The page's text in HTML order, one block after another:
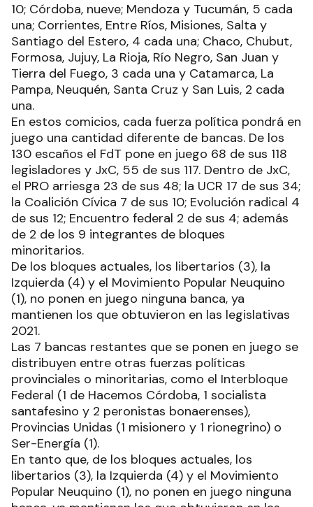
10; Córdoba, nueve; Mendoza y Tucumán, 5 cada
una; Corrientes, Entre Ríos, Misiones, Salta y
Santiago del Estero, 4 cada una; Chaco, Chubut,
Formosa, Jujuy, La Rioja, Río Negro, San Juan y
Tierra del Fuego, 3 cada una y Catamarca, La
Pampa, Neuquén, Santa Cruz y San Luis, 2 cada
una.
En estos comicios, cada fuerza política pondrá en
juego una cantidad diferente de bancas. De los
130 escaños el FdT pone en juego 68 de sus 118
legisladores y JxC, 55 de sus 117. Dentro de JxC,
el PRO arriesga 23 de sus 48; la UCR 17 de sus 34;
la Coalición Cívica 7 de sus 10; Evolución radical 4
de sus 12; Encuentro federal 2 de sus 4; además
de 2 de los 9 integrantes de bloques
minoritarios.
De los bloques actuales, los libertarios (3), la
Izquierda (4) y el Movimiento Popular Neuquino
(1), no ponen en juego ninguna banca, ya
mantienen los que obtuvieron en las legislativas
2021.
Las 7 bancas restantes que se ponen en juego se
distribuyen entre otras fuerzas políticas
provinciales o minoritarias, como el Interbloque
Federal (1 de Hacemos Córdoba, 1 socialista
santafesino y 2 peronistas bonaerenses),
Provincias Unidas (1 misionero y 1 rionegrino) o
Ser-Energía (1).
En tanto que, de los bloques actuales, los
libertarios (3), la Izquierda (4) y el Movimiento
Popular Neuquino (1), no ponen en juego ninguna